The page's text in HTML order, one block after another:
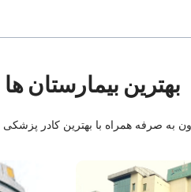
بهترین بیمارستان ها